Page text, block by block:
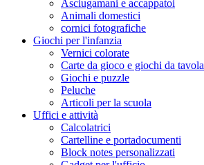
Asciugamani e accappatoi
Animali domestici
cornici fotografiche
Giochi per l'infanzia
Vernici colorate
Carte da gioco e giochi da tavola
Giochi e puzzle
Peluche
Articoli per la scuola
Uffici e attività
Calcolatrici
Cartelline e portadocumenti
Block notes personalizzati